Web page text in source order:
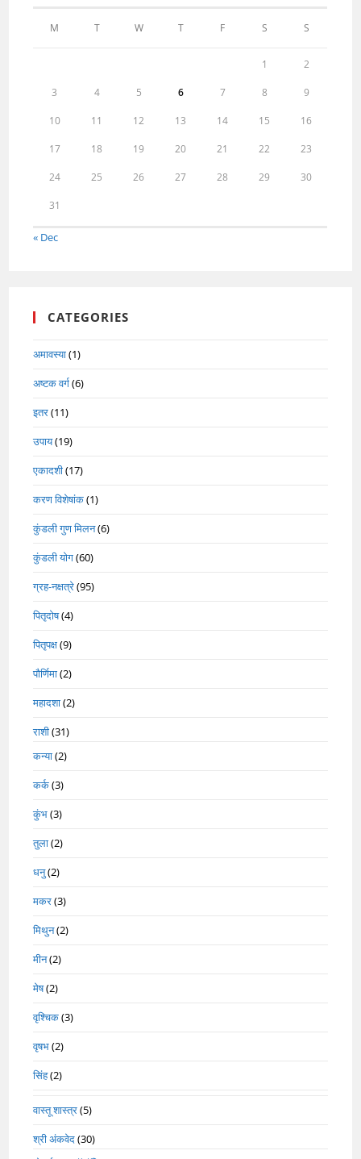
M T W T F S S
1 2
3 4 5 6 7 8 9
10 11 12 13 14 15 16
17 18 19 20 21 22 23
24 25 26 27 28 29 30
31
« Dec
CATEGORIES
अमावस्या(1)
अष्टक वर्ग(6)
इतर(11)
उपाय(19)
एकादशी(17)
करण विशेषांक(1)
कुंडली गुण मिलन(6)
कुंडली योग(60)
ग्रह-नक्षत्रे(95)
पितृदोष(4)
पितृपक्ष(9)
पौर्णिमा(2)
महादशा(2)
राशी(31)
कन्या(2)
कर्क(3)
कुंभ(3)
तुला(2)
धनु(2)
मकर(3)
मिथुन(2)
मीन(2)
मेष(2)
वृश्चिक(3)
वृषभ(2)
सिंह(2)
वास्तू शास्त्र(5)
श्री अंकवेद(30)